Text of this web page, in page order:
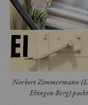
Norbert Zimmermann
Ehingen-Berg)